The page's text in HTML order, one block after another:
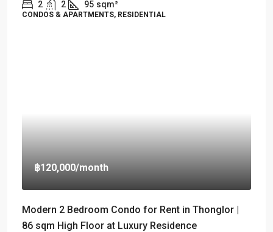
2 2 95 sqm²
CONDOS & APARTMENTS, RESIDENTIAL
฿120,000/month
Modern 2 Bedroom Condo for Rent in Thonglor |
86 sqm High Floor at Luxury Residence